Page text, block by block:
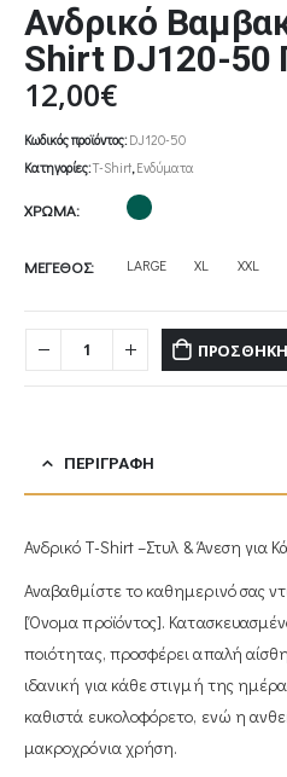
Ανδρικό
Shirt DJ120-50
12,00€
Κωδικός προϊόντος: DJ120-50
Κατηγορίες:T-Shirt, Ενδύματα
ΧΡΩΜΑ
ΜΕΓΕΘΟΣ LARGE XL XXL
ΠΡΟΣΘΉΚΗ
ΠΕΡΙΓΡΑΦΉ
Ανδρικό T-Shirt –Στυλ & Άνεση για
Αναβαθμίστε το καθημερινό σας
[Όνομα προϊόντος].
ποιότητας, προσφέρει απαλή
ιδανική για κάθε στιγμή της
καθιστά ευκολοφόρετο, ενώ η
μακροχρόνια χρήση.